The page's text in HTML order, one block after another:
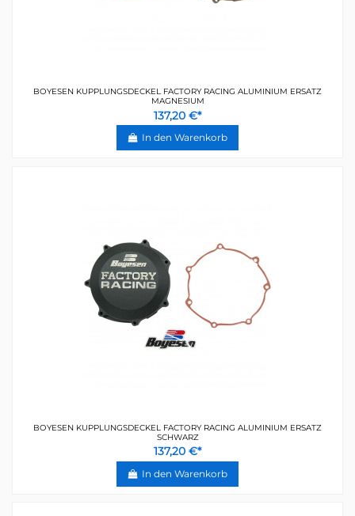
BOYESEN KUPPLUNGSDECKEL FACTORY RACING ALUMINIUM ERSATZ
MAGNESIUM
137,20 €*
In den Warenkorb
BOYESEN KUPPLUNGSDECKEL FACTORY RACING ALUMINIUM ERSATZ
SCHWARZ
137,20 €*
In den Warenkorb